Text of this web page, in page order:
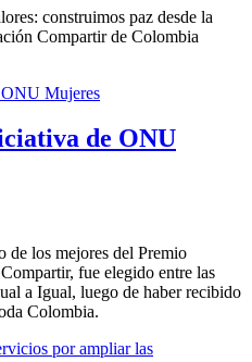
construimos paz desde la
Compartir de Colombia
de ONU
de los mejores del Premio
fue elegido entre las
a Igual, luego de haber recibido
Colombia.